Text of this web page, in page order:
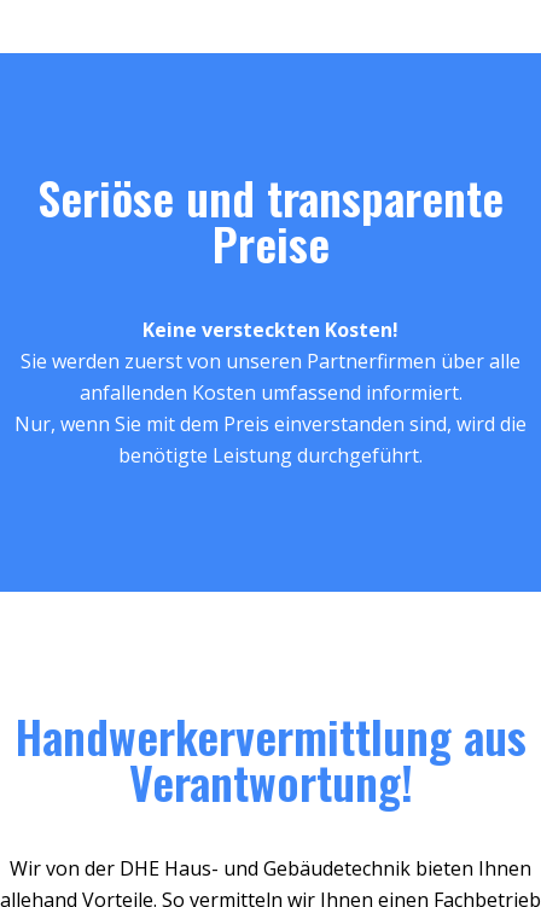
Seriöse und transparente
Preise
Keine versteckten Kosten!
Sie werden zuerst von unseren Partnerfirmen über alle
anfallenden Kosten umfassend informiert.
Nur, wenn Sie mit dem Preis einverstanden sind, wird die
benötigte Leistung durchgeführt.
Handwerkervermittlung aus
Verantwortung!
Wir von der DHE Haus- und Gebäudetechnik bieten Ihnen
allehand Vorteile. So vermitteln wir Ihnen einen Fachbetrieb